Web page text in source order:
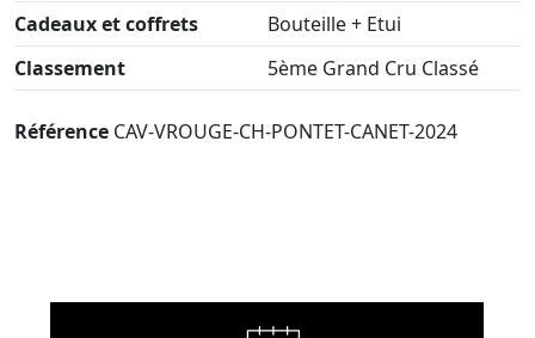
Cadeaux et coffrets
Bouteille + Etui
Classement
5ème Grand Cru Classé
Référence CAV-VROUGE-CH-PONTET-CANET-2024